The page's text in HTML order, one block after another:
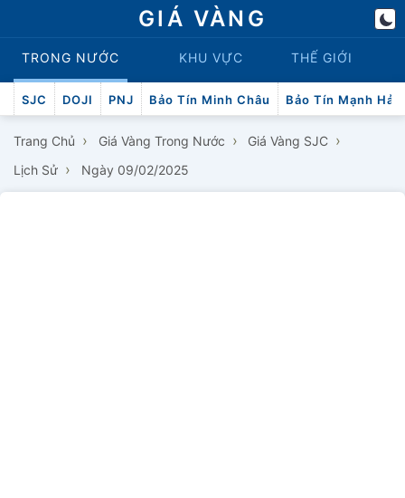
GIÁ VÀNG
TRONG NƯỚC KHU VỰC THẾ GIỚI
SJC DOJI PNJ Bảo Tín Minh Châu Bảo Tín Mạnh Hải
Trang Chủ › Giá Vàng Trong Nước › Giá Vàng SJC ›
Lịch Sử › Ngày 09/02/2025